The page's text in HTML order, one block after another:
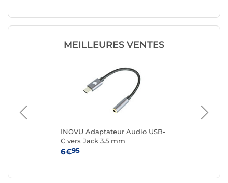
MEILLEURES VENTES
INOVU Adaptateur Audio USB-
C vers Jack 3.5 mm
6€95